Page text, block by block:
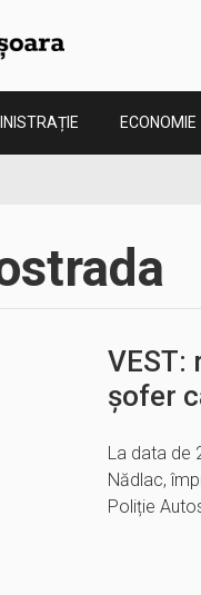
ECONOMIE
VEST:
șofer
La data de
Nădlac,
Poliție